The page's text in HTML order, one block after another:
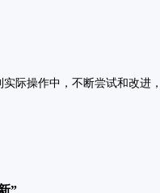
际操作中，不断尝试和改进
”